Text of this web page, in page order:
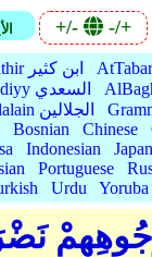
+/- -/+
IbnKathir ابن كثير
AsSaadiyy السعدي
AlJalalain الجلالين
Bosnian Chinese
Indonesian
Portuguese
Urdu Yoruba